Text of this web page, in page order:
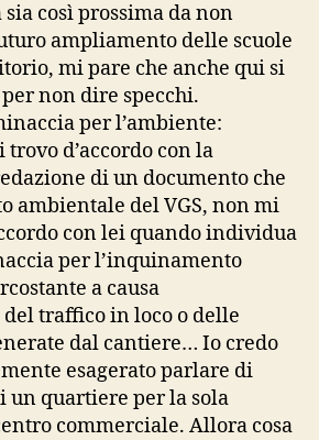
così prossima da non
ampliamento delle scuole
mi pare che anche qui si
non dire specchi.
per l’ambiente:
trovo d’accordo con la
di un documento che
ambientale del VGS, non mi
con lei quando individua
per l’inquinamento
a causa
traffico in loco o delle
dal cantiere… Io credo
esagerato parlare di
quartiere per la sola
commerciale. Allora cosa